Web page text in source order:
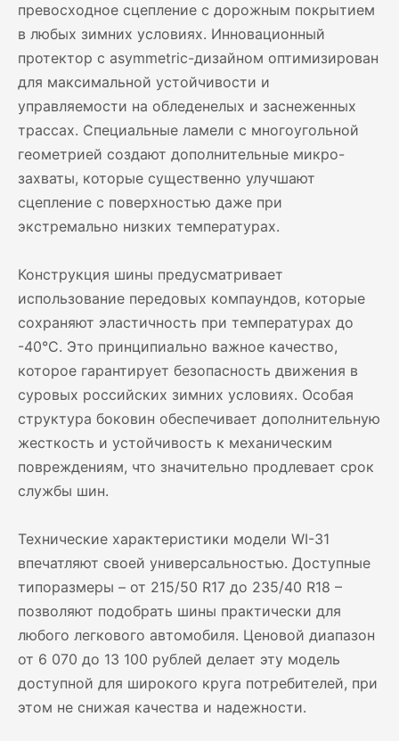
превосходное сцепление с дорожным покрытием
в любых зимних условиях. Инновационный
протектор с asymmetric-дизайном оптимизирован
для максимальной устойчивости и
управляемости на обледенелых и заснеженных
трассах. Специальные ламели с многоугольной
геометрией создают дополнительные микро-
захваты, которые существенно улучшают
сцепление с поверхностью даже при
экстремально низких температурах.
Конструкция шины предусматривает
использование передовых компаундов, которые
сохраняют эластичность при температурах до
-40°C. Это принципиально важное качество,
которое гарантирует безопасность движения в
суровых российских зимних условиях. Особая
структура боковин обеспечивает дополнительную
жесткость и устойчивость к механическим
повреждениям, что значительно продлевает срок
службы шин.
Технические характеристики модели WI-31
впечатляют своей универсальностью. Доступные
типоразмеры – от 215/50 R17 до 235/40 R18 –
позволяют подобрать шины практически для
любого легкового автомобиля. Ценовой диапазон
от 6 070 до 13 100 рублей делает эту модель
доступной для широкого круга потребителей, при
этом не снижая качества и надежности.